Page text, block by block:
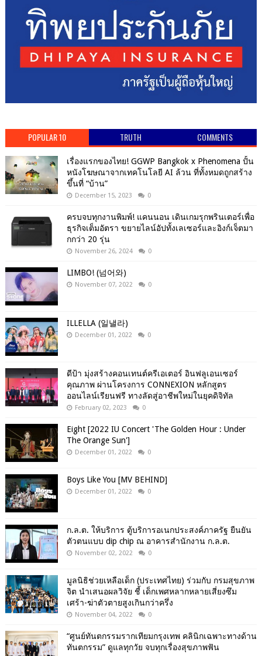
POPULAR 10 TRUTH COMMENTS
เรื่องแรกของไทย! GGWP Bangkok x Phenomena ปั้น
หนังโฆษณาจากเทคโนโลยี AI ล้วน ที่ทั้งหมดถูกสร้าง
ขึ้นที่ “บ้าน”
December 15, 2023 0
ครบจบทุกงานพิมพ์! แคนนอน เดินเกมรุกพรินเตอร์เพื่อ
ธุรกิจเต็มอัตรา ขยายไลน์อัปทั้งเลเซอร์และอิงก์เจ็ตมา
กกว่า 20 รุ่น
November 26, 2024 0
LIMBO! (넘어와)
November 07, 2022 0
ILLELLA (일낼라)
December 01, 2022 0
ดีป้า มุ่งสร้างคอนเทนต์ครีเอเตอร์ อินฟลูเอนเซอร์
คุณภาพ ผ่านโครงการ CONNEXION หลักสูตร
ออนไลน์เรียนฟรี ทางลัดสู่อาชีพใหม่ในยุคดิจิทัล
February 02, 2023 0
Eight [2022 IU Concert 'The Golden Hour : Under
The Orange Sun']
December 01, 2022 0
Boys Like You [MV BEHIND]
December 01, 2022 0
ก.ล.ต. ให้บริการ ตู้บริการอเนกประสงค์ภาครัฐ ยืนยัน
ตัวตนแบบ dip chip ณ อาคารสำนักงาน ก.ล.ต.
November 02, 2022 0
มูลนิธิช่วยเหลือเด็ก (ประเทศไทย) ร่วมกับ กรมสุขภาพ
จิต นำเสนอผลวิจัย ชี้ เด็กเพศหลากหลายเสี่ยงซึม
เศร้า-ฆ่าตัวตายสูงเกินกว่าครึ่ง
November 04, 2022 0
“ศูนย์ทันตกรรมรากเทียมกรุงเทพ คลินิกเฉพาะทางด้าน
ทันตกรรม” ดูแลทุกวัย จบทุกเรื่องสุขภาพฟัน